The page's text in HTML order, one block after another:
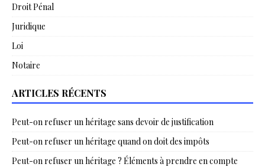
Droit Pénal
Juridique
Loi
Notaire
ARTICLES RÉCENTS
Peut-on refuser un héritage sans devoir de justification
Peut-on refuser un héritage quand on doit des impôts
Peut-on refuser un héritage ? Éléments à prendre en compte